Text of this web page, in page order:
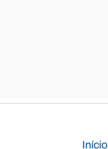
Início